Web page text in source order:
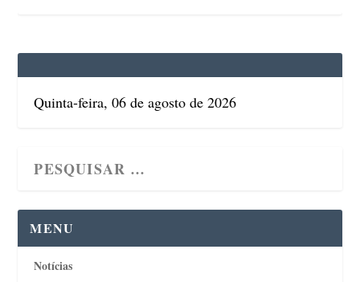
Quinta-feira, 06 de agosto de 2026
MENU
Notícias